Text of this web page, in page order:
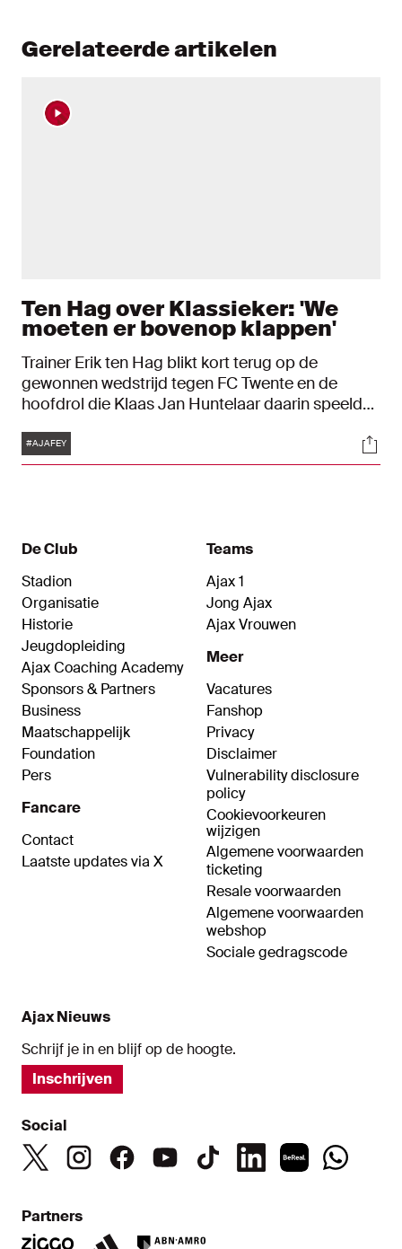
Gerelateerde artikelen
Ten Hag over Klassieker: 'We
moeten er bovenop klappen'
Trainer Erik ten Hag blikt kort terug op de
gewonnen wedstrijd tegen FC Twente en de
hoofdrol die Klaas Jan Huntelaar daarin speelde.
Klassieker.
Tags
#AJAFEY
De Club
Stadion
Organisatie
Historie
Jeugdopleiding
Ajax Coaching Academy
Sponsors & Partners
Business
Maatschappelijk
Foundation
Pers
Fancare
Contact
Laatste updates via X
Teams
Ajax 1
Jong Ajax
Ajax Vrouwen
Meer
Vacatures
Fanshop
Privacy
Disclaimer
Vulnerability disclosure
policy
Cookievoorkeuren
wijzigen
Algemene voorwaarden
ticketing
Resale voorwaarden
Algemene voorwaarden
webshop
Sociale gedragscode
Ajax Nieuws
Schrijf je in en blijf op de hoogte.
Inschrijven
Social
Partners